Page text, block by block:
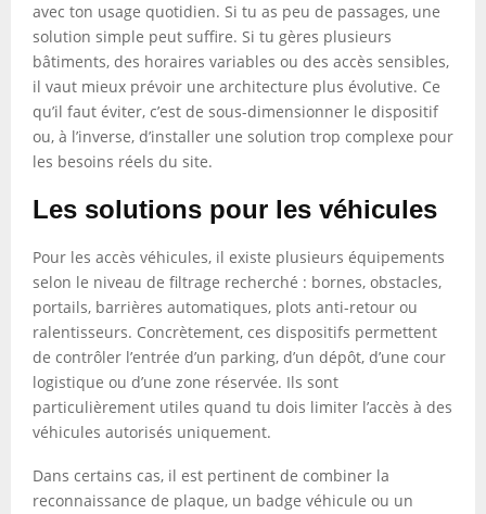
avec ton usage quotidien. Si tu as peu de passages, une
solution simple peut suffire. Si tu gères plusieurs
bâtiments, des horaires variables ou des accès sensibles,
il vaut mieux prévoir une architecture plus évolutive. Ce
qu’il faut éviter, c’est de sous-dimensionner le dispositif
ou, à l’inverse, d’installer une solution trop complexe pour
les besoins réels du site.
Les solutions pour les véhicules
Pour les accès véhicules, il existe plusieurs équipements
selon le niveau de filtrage recherché : bornes, obstacles,
portails, barrières automatiques, plots anti-retour ou
ralentisseurs. Concrètement, ces dispositifs permettent
de contrôler l’entrée d’un parking, d’un dépôt, d’une cour
logistique ou d’une zone réservée. Ils sont
particulièrement utiles quand tu dois limiter l’accès à des
véhicules autorisés uniquement.
Dans certains cas, il est pertinent de combiner la
reconnaissance de plaque, un badge véhicule ou un